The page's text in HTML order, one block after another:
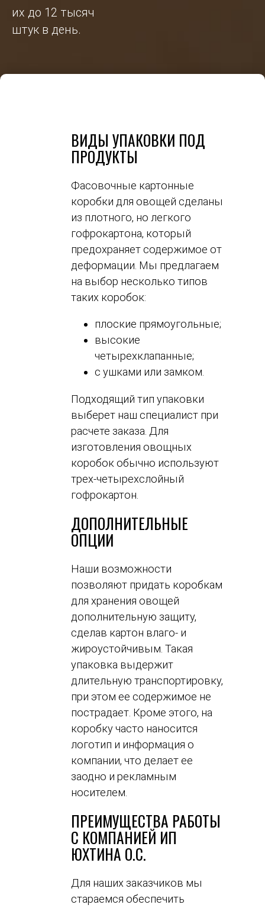
их до 12 тысяч
штук в день.
ВИДЫ УПАКОВКИ ПОД
ПРОДУКТЫ
Фасовочные картонные
коробки для овощей сделаны
из плотного, но легкого
гофрокартона, который
предохраняет содержимое от
деформации. Мы предлагаем
на выбор несколько типов
таких коробок:
плоские прямоугольные;
высокие
четырехклапанные;
с ушками или замком.
Подходящий тип упаковки
выберет наш специалист при
расчете заказа. Для
изготовления овощных
коробок обычно используют
трех-четырехслойный
гофрокартон.
ДОПОЛНИТЕЛЬНЫЕ
ОПЦИИ
Наши возможности
позволяют придать коробкам
для хранения овощей
дополнительную защиту,
сделав картон влаго- и
жироустойчивым. Такая
упаковка выдержит
длительную транспортировку,
при этом ее содержимое не
пострадает. Кроме этого, на
коробку часто наносится
логотип и информация о
компании, что делает ее
заодно и рекламным
носителем.
ПРЕИМУЩЕСТВА РАБОТЫ
С КОМПАНИЕЙ ИП
ЮХТИНА О.С.
Для наших заказчиков мы
стараемся обеспечить